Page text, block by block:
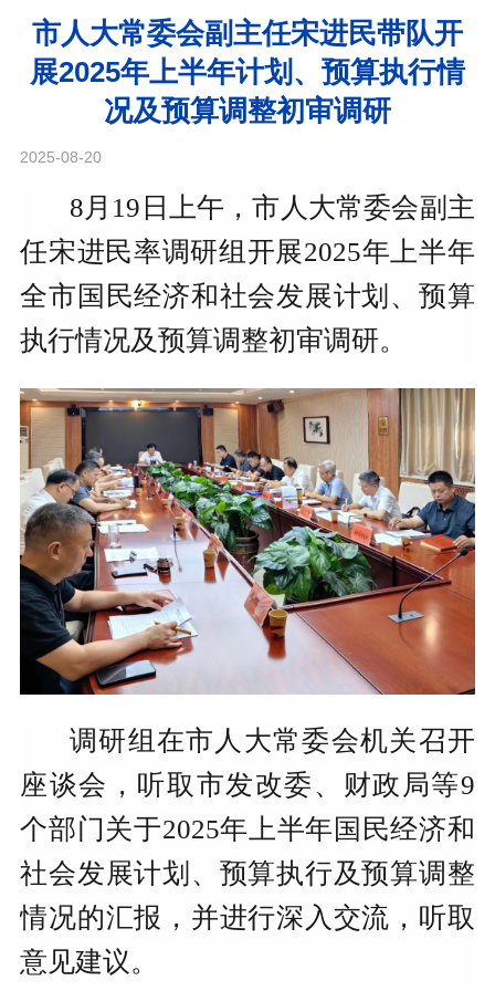
市人大常委会副主任宋进民带队开
展2025年上半年计划、预算执行情
况及预算调整初审调研
2025-08-20
8月19日上午，市人大常委会副主
任宋进民率调研组开展2025年上半年
全市国民经济和社会发展计划、预算
执行情况及预算调整初审调研。
调研组在市人大常委会机关召开
座谈会，听取市发改委、财政局等9
个部门关于2025年上半年国民经济和
社会发展计划、预算执行及预算调整
情况的汇报，并进行深入交流，听取
意见建议。